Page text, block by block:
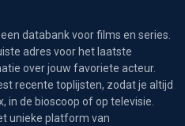
databank voor films en series.
adres voor het laatste
over jouw favoriete acteur.
recente toplijsten, zodat je altijd
in de bioscoop of op televisie.
unieke platform van